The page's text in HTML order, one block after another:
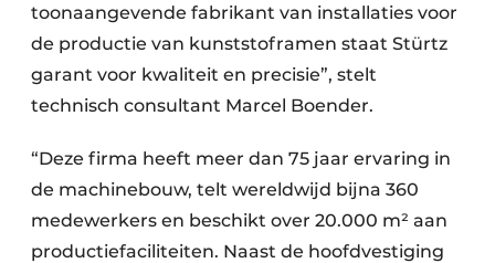
toonaangevende fabrikant van installaties voor
de productie van kunststoframen staat Stürtz
garant voor kwaliteit en precisie”, stelt
technisch consultant Marcel Boender.
“Deze firma heeft meer dan 75 jaar ervaring in
de machinebouw, telt wereldwijd bijna 360
medewerkers en beschikt over 20.000 m² aan
productiefaciliteiten. Naast de hoofdvestiging